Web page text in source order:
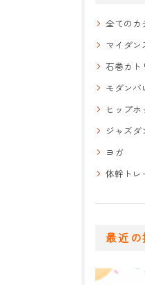
全てのカ
マイダ
石巻カト
モダンバ
ヒップホ
ジャズダ
ヨガ
体幹トレ
最近の